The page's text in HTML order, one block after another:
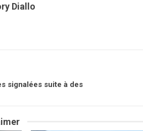
Diallo
signalées suite à des